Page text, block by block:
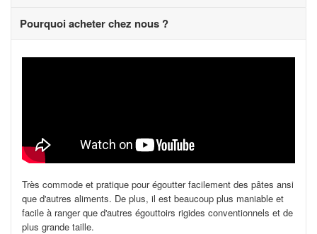
Pourquoi acheter chez nous ?
Très commode et pratique pour égoutter facilement des pâtes ansi
que d'autres aliments. De plus, il est beaucoup plus maniable et
facile à ranger que d'autres égouttoirs rigides conventionnels et de
plus grande taille.